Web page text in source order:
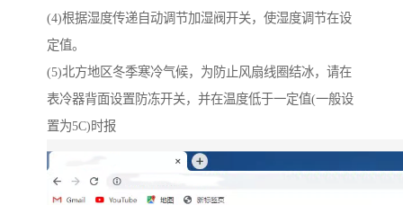
(4)根据湿度传递自动调节加湿阀开关，使湿度调节在设
定值。
(5)北方地区冬季寒冷气候，为防止风扇线圈结冰，请在
表冷器背面设置防冻开关，并在温度低于一定值(一般设
置为5C)时报